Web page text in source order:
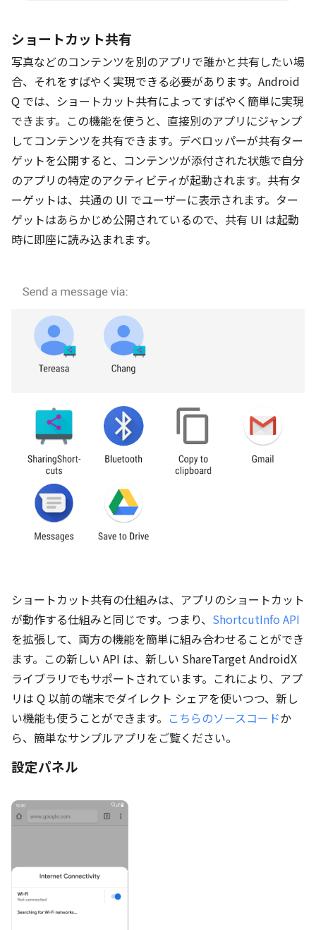
ショートカット共有
写真などのコンテンツを別のアプリで誰かと共有したい場
合、それをすばやく実現できる必要があります。Android
Q では、ショートカット共有によってすばやく簡単に実現
できます。この機能を使うと、直接別のアプリにジャンプ
してコンテンツを共有できます。デベロッパーが共有ター
ゲットを公開すると、コンテンツが添付された状態で自分
のアプリの特定のアクティビティが起動されます。共有タ
ーゲットは、共通の UI でユーザーに表示されます。ター
ゲットはあらかじめ公開されているので、共有 UI は起動
時に即座に読み込まれます。
ショートカット共有の仕組みは、アプリのショートカット
が動作する仕組みと同じです。つまり、 ShortcutInfo API
を拡張して、両方の機能を簡単に組み合わせることができ
ます。この新しい API は、新しい ShareTarget AndroidX
ライブラリでもサポートされています。これにより、アプ
リは Q 以前の端末でダイレクト シェアを使いつつ、新し
い機能も使うことができます。 こちらのソースコードか
ら、簡単なサンプルアプリをご覧ください。
設定パネル